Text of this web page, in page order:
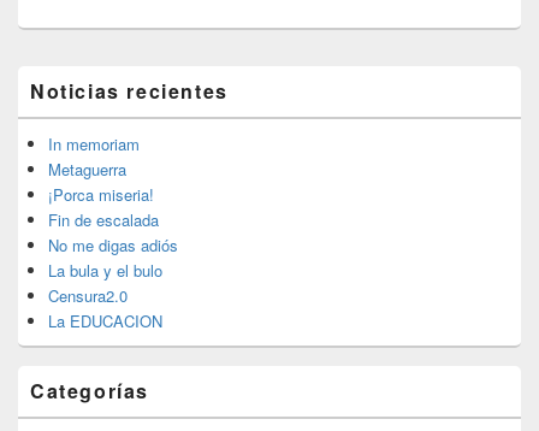
área
de
widget
barra
lateral
primaria
Noticias recientes
In memoriam
Metaguerra
¡Porca miseria!
Fin de escalada
No me digas adiós
La bula y el bulo
Censura2.0
La EDUCACION
Categorías